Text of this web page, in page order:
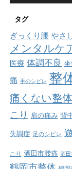
タグ
ぎっくり腰 やさ
メンタルケ
医療 体調不良 坐
痛 手のシビレ 整
痛くない整体
こり 肩の痛み 背
失調症 足のシビレ
こり 酒田市腰痛 酒田